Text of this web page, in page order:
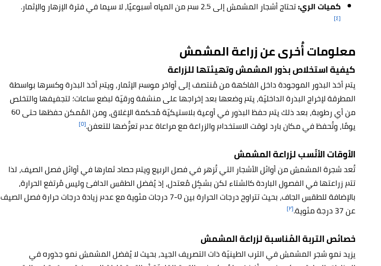
كميات الري:تحتاج أشجار المشمش إلى 2.5 سم من المياه أسبوعيًا، لا سيما في فترة الإزهار والإثمار.
[٤]
معلومات أُخرى عن زراعة المشمش
كيفية استخلاص بذور المشمش وتهيئتها للزراعة
يتم أخذ البذور الموجودة داخل الفاكهة من مُنتصف إلى أواخر موسم الإثمار، ويتم أخذ البذرة وكسرها بواسطة
المطرقة لإخراج البذرة الداخليّة، يتم وضعها بعد إخراجها على منشفة ورقيّة لبضع ساعات؛ لتجفيفها والتخلص
من أي رطوبة، بعد ذلك يتم حفظ البذور في أوعية بلاستيكيّة مُحكمة الإغلاق، ومن المُمكن حفظها حتى 60
يومًا، وتُحفظ في مكان بارد لوقت الاستخدام والزراعة مع مراعاة عدم تعرُّضها للتعفن.[٥]
الأوقات الأنّسب لزراعة المشمش
تُعد شجرة المشمش من أوائل الأشجار التي تُزهر في فصل الربيع ويتم حصاد ثمارها في أوائل فصل الصيف، لذا
تتم زراعتها في الفصول الباردة كالشتاء لكن بشكٍل مُعتدل، إذ يُفضل الطقس الدافئ وليس مُرتفع الحرارة،
بالإضافة للطقس الجاف، بحيث تتراوح درجات الحرارة بين 0-7 درجات مئوية مع عدم زيادة درجات حرارة فصل الصيف
عن 37 درجة مئوية.
[٢]
خصائص التربة المُناسبة لزراعة المشمش
يزيد نمو شجر المشمش في الترب الطينيّة ذات التصريف الجيد، بحيث لا يُفضل المشمش نمو جذوره في